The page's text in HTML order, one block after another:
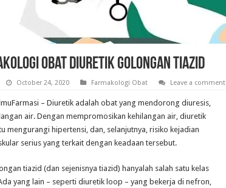
Obat Diuretik Golongan Tiazid
October 24, 2020 Farmakologi Obat Leave a comment
– Diuretik adalah obat yang mendorong diuresis,
air. Dengan mempromosikan kehilangan air, diuretik
mengurangi hipertensi, dan, selanjutnya, risiko kejadian
serius yang terkait dengan keadaan tersebut.
tiazid (dan sejenisnya tiazid) hanyalah salah satu kelas
yang lain – seperti diuretik loop – yang bekerja di nefron,